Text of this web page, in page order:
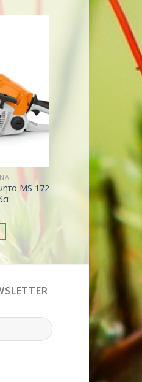
MS 172
ΒΕΝΖΙΝΟΚΙΝΗΤΑ
Αλυσοπρίονο
ΠΡΟΣΘΗΚΗ ΣΤΟ